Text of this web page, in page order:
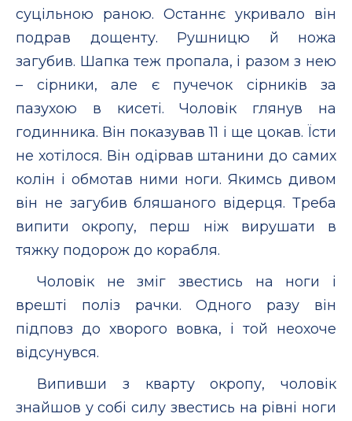
суцільною раною. Останнє укривало він
подрав дощенту. Рушницю й ножа
загубив. Шапка теж пропала, і разом з нею
– сірники, але є пучечок сірників за
пазухою в кисеті. Чоловік глянув на
годинника. Він показував 11 і ще цокав. Їсти
не хотілося. Він одірвав штанини до самих
колін і обмотав ними ноги. Якимсь дивом
він не загубив бляшаного відерця. Треба
випити окропу, перш ніж вирушати в
тяжку подорож до корабля.
Чоловік не зміг звестись на ноги і
врешті поліз рачки. Одного разу він
підповз до хворого вовка, і той неохоче
відсунувся.
Випивши з кварту окропу, чоловік
знайшов у собі силу звестись на рівні ноги